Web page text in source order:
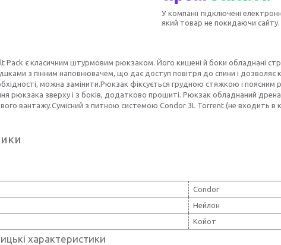
У компанії підключені
який товар не покидаючи сайту.
Pack є класичним штурмовим рюкзаком. Його кишені й боки обладнані
з пінним наповнювачем, що дає доступ повітря до спини і
можна замінити.Рюкзак фіксується грудною стяжкою і
рюкзака зверху і з боків, додатково прошиті. Рюкзак обладнаний
вантажу.Сумісний з питною системою Condor 3L Torrent (не входить в
Condor
Нейлон
Койот
характеристики